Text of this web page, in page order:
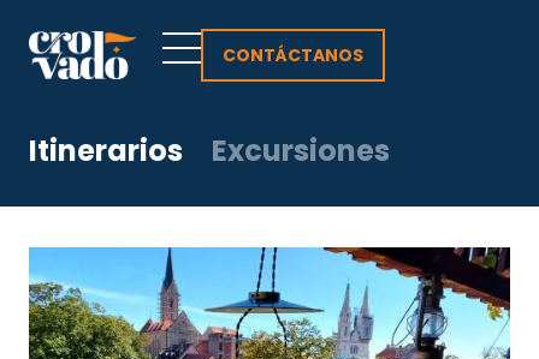
CONTÁCTANOS
Itinerarios Excursiones